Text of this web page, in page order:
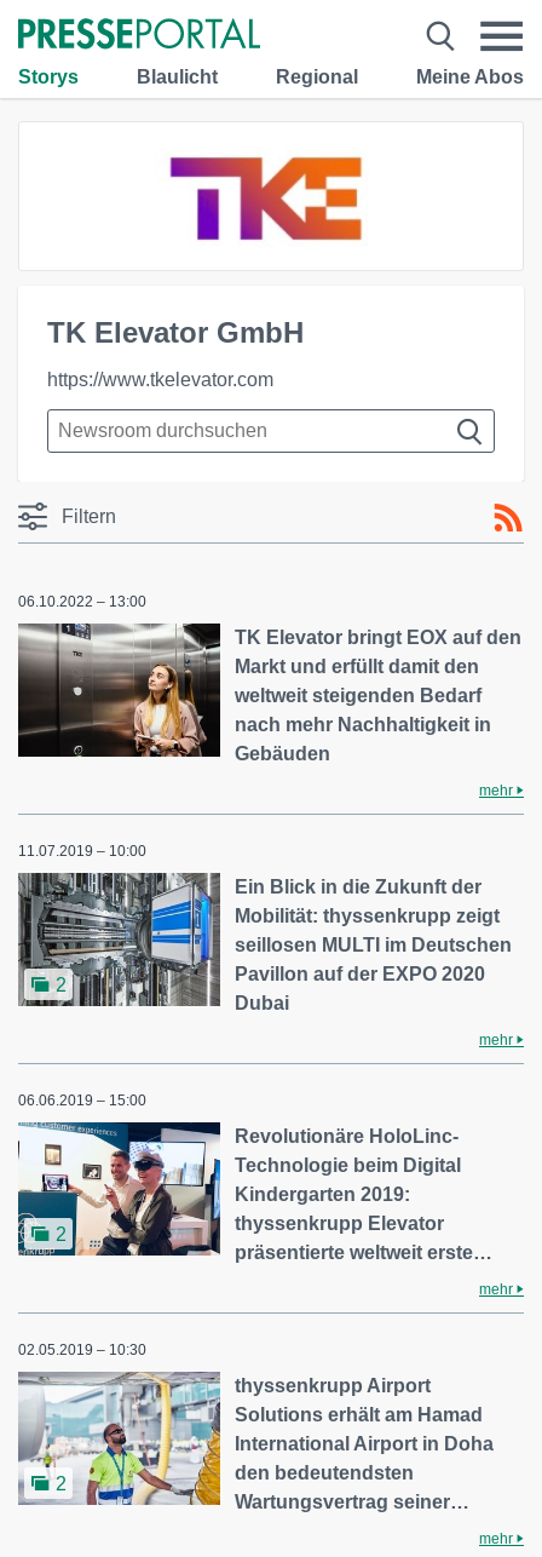
Storys Blaulicht Regional Meine Abos
TK Elevator GmbH
https://www.tkelevator.com
Filtern
06.10.2022 – 13:00
TK Elevator bringt EOX auf den
Markt und erfüllt damit den
weltweit steigenden Bedarf
nach mehr Nachhaltigkeit in
Gebäuden
mehr
11.07.2019 – 10:00
2
Ein Blick in die Zukunft der
Mobilität: thyssenkrupp zeigt
seillosen MULTI im Deutschen
Pavillon auf der EXPO 2020
Dubai
mehr
06.06.2019 – 15:00
2
Revolutionäre HoloLinc-
Technologie beim Digital
Kindergarten 2019:
thyssenkrupp Elevator
präsentierte weltweit erste…
mehr
02.05.2019 – 10:30
2
thyssenkrupp Airport
Solutions erhält am Hamad
International Airport in Doha
den bedeutendsten
Wartungsvertrag seiner…
mehr